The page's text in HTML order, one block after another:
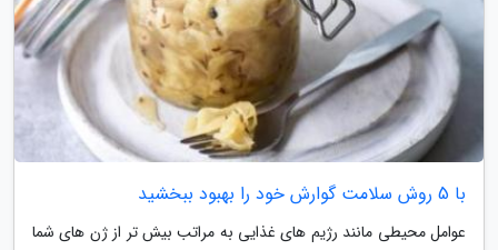
با 5 روش سلامت گوارش خود را بهبود ببخشید
عوامل محیطی مانند رژیم های غذایی به مراتب بیش تر از ژن های شما